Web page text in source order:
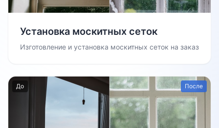
Установка москитных сеток
Изготовление и установка москитных сеток на заказ
До После